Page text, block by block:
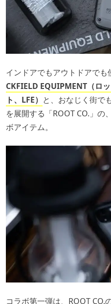
インドアでもアウトドアで
CKFIELD EQUIPMENT（ロ
ト、LFE） と、おなじく街で
を展開する「ROOT CO.」の
ボアイテム。
コラボ第一弾は、ROOT CO.